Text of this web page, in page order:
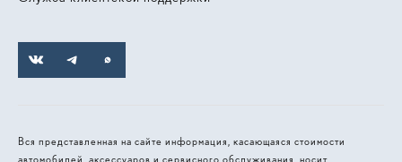
Вся представленная на сайте информация, касающаяся стоимости
автомобилей, аксессуаров и сервисного обслуживания, носит